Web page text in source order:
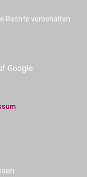
Rechte vorbehalten.
Google